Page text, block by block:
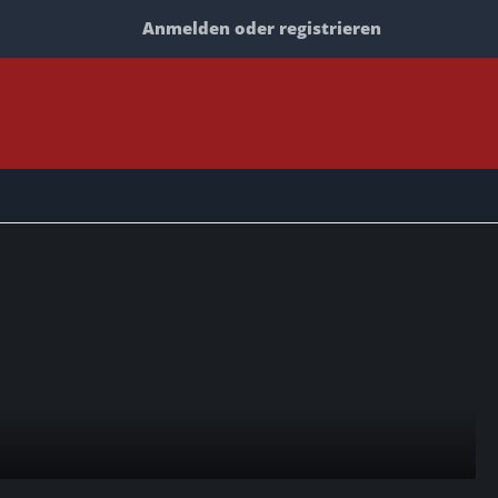
Anmelden oder registrieren